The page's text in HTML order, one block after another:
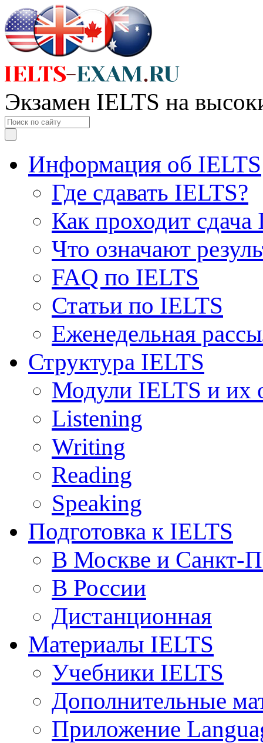
Экзамен IELTS на
Информация об IELTS
Где сдавать IELTS?
Как проходит сдача
Что означают
FAQ по IELTS
Статьи по IELTS
Еженедельная
Структура IELTS
Модули IELTS и их
Listening
Writing
Reading
Speaking
Подготовка к IELTS
В Москве и Санкт-
В России
Дистанционная
Материалы IELTS
Учебники IELTS
Дополнительные
Приложение